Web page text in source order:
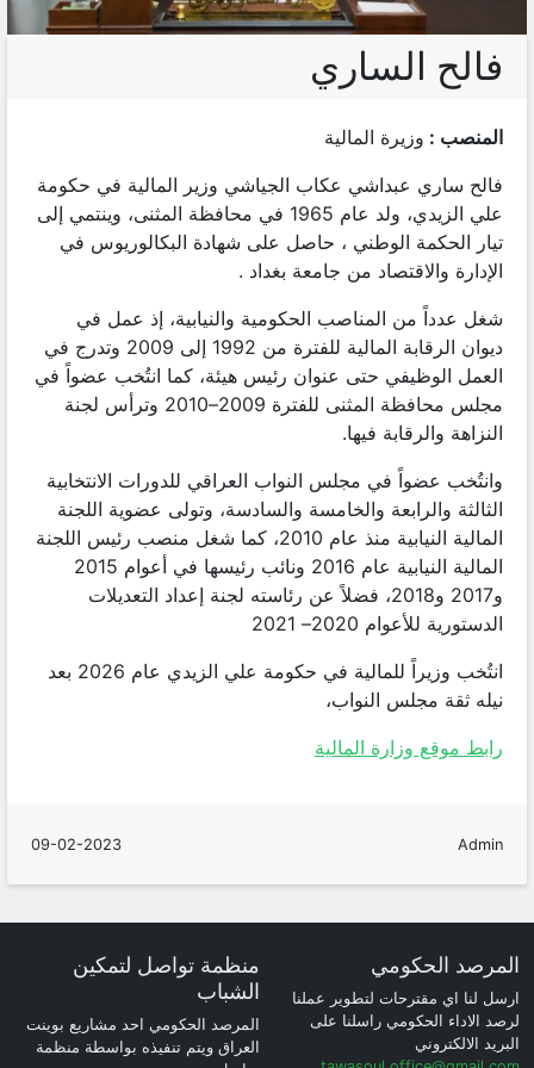
فالح الساري
المنصب : وزيرة المالية
فالح ساري عبداشي عكاب الجياشي وزير المالية في حكومة
علي الزيدي، ولد عام 1965 في محافظة المثنى، وينتمي إلى
تيار الحكمة الوطني ، حاصل على شهادة البكالوريوس في
الإدارة والاقتصاد من جامعة بغداد .
شغل عدداً من المناصب الحكومية والنيابية، إذ عمل في
ديوان الرقابة المالية للفترة من 1992 إلى 2009 وتدرج في
العمل الوظيفي حتى عنوان رئيس هيئة، كما انتُخب عضواً في
مجلس محافظة المثنى للفترة 2009–2010 وترأس لجنة
النزاهة والرقابة فيها.
وانتُخب عضواً في مجلس النواب العراقي للدورات الانتخابية
الثالثة والرابعة والخامسة والسادسة، وتولى عضوية اللجنة
المالية النيابية منذ عام 2010، كما شغل منصب رئيس اللجنة
المالية النيابية عام 2016 ونائب رئيسها في أعوام 2015
و2017 و2018، فضلاً عن رئاسته لجنة إعداد التعديلات
الدستورية للأعوام 2020– 2021
انتُخب وزيراً للمالية في حكومة علي الزيدي عام 2026 بعد
نيله ثقة مجلس النواب،
رابط موقع وزارة المالية
09-02-2023 Admin
المرصد الحكومي
ارسل لنا اي مقترحات لتطوير عملنا
لرصد الاداء الحكومي راسلنا على
البريد الالكتروني
منظمة تواصل لتمكين
الشباب
المرصد الحكومي احد مشاريع بوينت
العراق ويتم تنفيذه بواسطة منظمة